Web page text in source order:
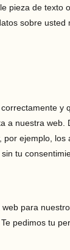
pieza de texto
sobre usted
y
a nuestra
ejemplo,
tu
para
pedimos tu